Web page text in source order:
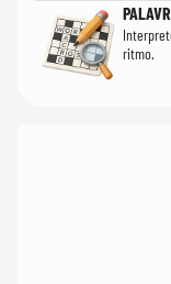
ritmo.